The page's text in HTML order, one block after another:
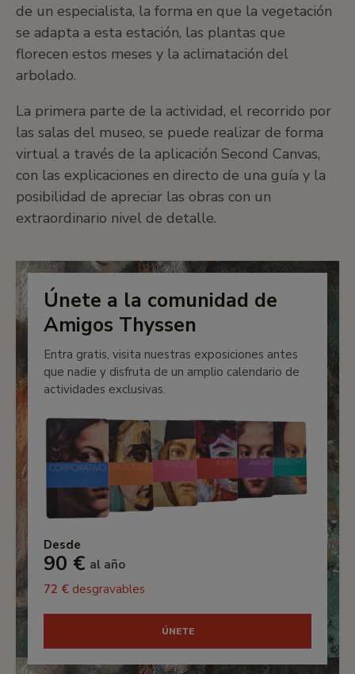
de un especialista, la forma en que la vegetación
se adapta a esta estación, las plantas que
florecen estos meses y la aclimatación del
arbolado.
La primera parte de la actividad, el recorrido por
las salas del museo, se puede realizar de forma
virtual a través de la aplicación Second Canvas,
con las explicaciones en directo de una guía y la
posibilidad de apreciar las obras con un
extraordinario nivel de detalle.
Únete a la comunidad de
Amigos Thyssen
Entra gratis, visita nuestras exposiciones antes
que nadie y disfruta de un amplio calendario de
actividades exclusivas.
Desde
90 € al año
72 € desgravables
ÚNETE